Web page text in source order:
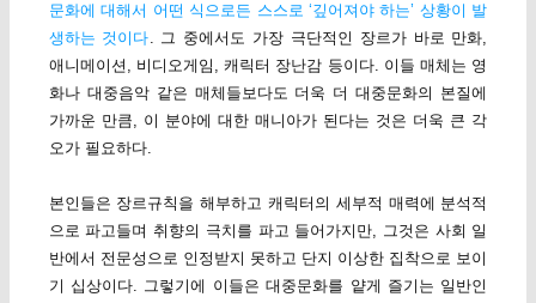
문화에 대해서 어떤 식으로든 스스로 ‘깊어져야 하는’ 상황이 발
생하는 것이다. 그 중에서도 가장 극단적인 장르가 바로 만화,
애니메이션, 비디오게임, 캐릭터 장난감 등이다. 이들 매체는 영
화나 대중음악 같은 매체들보다도 더욱 더 대중문화의 본질에
가까운 만큼, 이 분야에 대한 매니아가 된다는 것은 더욱 큰 각
오가 필요하다.
본인들은 장르규칙을 해부하고 캐릭터의 세부적 매력에 분석적
으로 파고들며 취향의 극치를 파고 들어가지만, 그것은 사회 일
반에서 전문성으로 인정받지 못하고 단지 이상한 집착으로 보이
기 십상이다. 그렇기에 이들은 대중문화를 얕게 즐기는 일반인